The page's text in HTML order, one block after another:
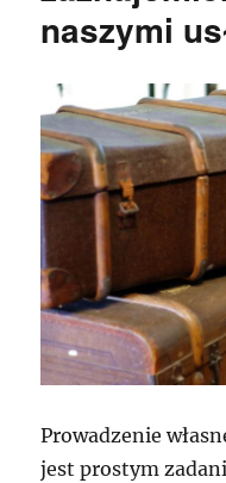
naszymi
Prowadzenie
jest prostym